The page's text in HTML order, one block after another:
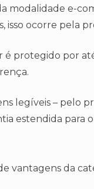
modalidade e-
isso ocorre pela
protegido por
legíveis – pelo
estendida
vantagens da